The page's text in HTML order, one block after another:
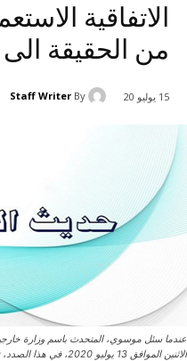
الاتفاقية
من الحقيقة
15 يوليو 20 By
Staff Writer
عندما سئل موسوي، المتحدث باسم وزارة
الاثنين الموافق 13